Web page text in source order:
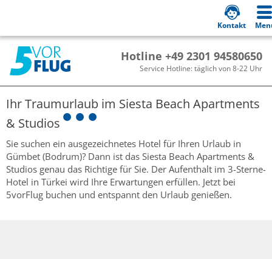
Hotline +49 2301 94580650
Service Hotline: täglich von 8-22 Uhr
Kontakt
Ihr Traumurlaub im Siesta Beach Apartments
& Studios
Sie suchen ein ausgezeichnetes Hotel für Ihren Urlaub in
Gümbet (Bodrum)? Dann ist das Siesta Beach Apartments &
Studios genau das Richtige für Sie. Der Aufenthalt im 3-Sterne-
Hotel in Türkei wird Ihre Erwartungen erfüllen. Jetzt bei
5vorFlug buchen und entspannt den Urlaub genießen.